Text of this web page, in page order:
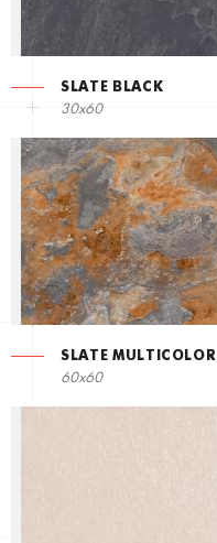
SLATE BLACK
30x60
SLATE MULTICOLOR
60x60